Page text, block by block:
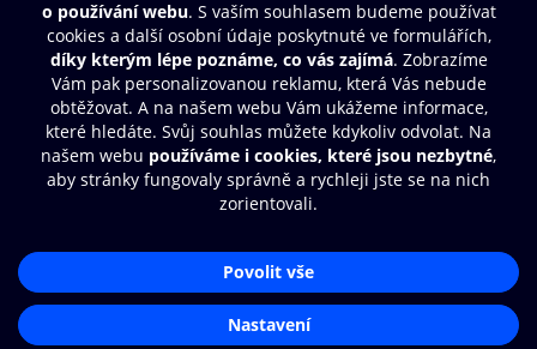
Moje O2 Knihovna
Další zábava
© O2 Czech Republic a.s.
Zásady zpracování osobních údajůAplikace O2 Knihovna
Čti a poslouchej své e-knihy a